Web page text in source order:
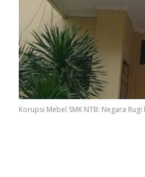
Korupsi Mebel SMK NTB: Negara